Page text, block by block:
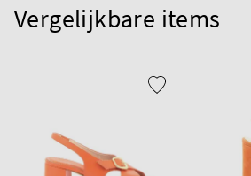
Vergelijkbare items